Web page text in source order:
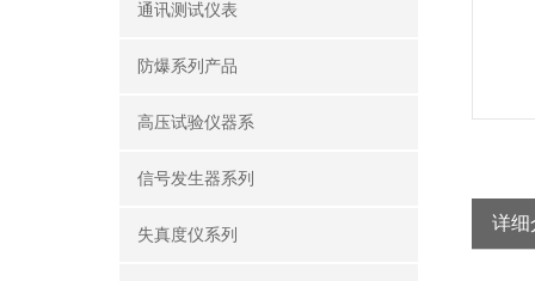
通讯测试仪表
防爆系列产品
高压试验仪器系
信号发生器系列
失真度仪系列
详细